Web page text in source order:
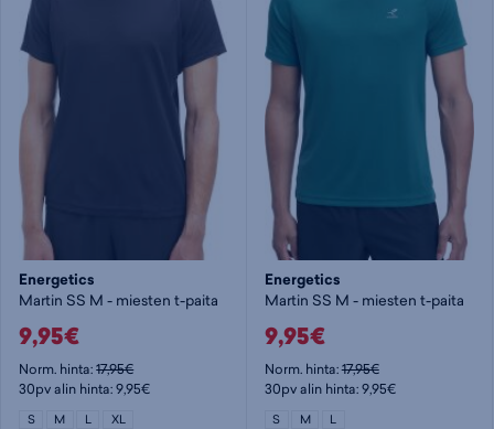
Energetics
Martin SS M - miesten t-paita
9,95€
Norm. hinta:17,95€
30pv alin hinta: 9,95€
S M L XL
Energetics
Martin SS M - miesten t-paita
9,95€
Norm. hinta:17,95€
30pv alin hinta: 9,95€
S M L